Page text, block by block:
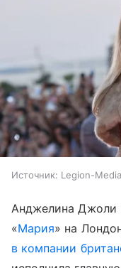
Источник: Legion-Media
Анджелина Джоли
«Мария» на
в компании